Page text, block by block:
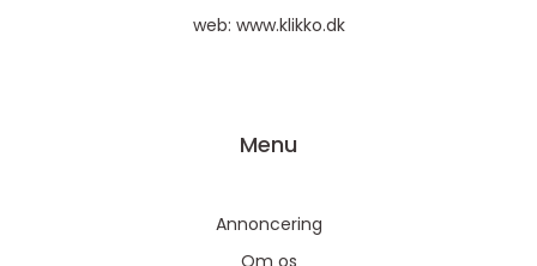
web: www.klikko.dk
Menu
Annoncering